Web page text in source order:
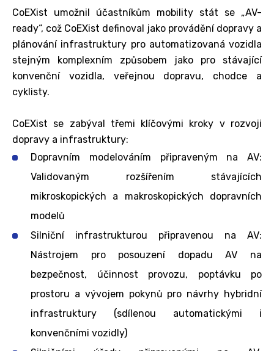
CoEXist umožnil účastníkům mobility stát se „AV-
ready“, což CoEXist definoval jako provádění dopravy a
plánování infrastruktury pro automatizovaná vozidla
stejným komplexním způsobem jako pro stávající
konvenční vozidla, veřejnou dopravu, chodce a
cyklisty.
CoEXist se zabýval třemi klíčovými kroky v rozvoji
dopravy a infrastruktury:
Dopravním modelováním připraveným na AV:
Validovaným rozšířením stávajících
mikroskopických a makroskopických dopravních
modelů
Silniční infrastrukturou připravenou na AV:
Nástrojem pro posouzení dopadu AV na
bezpečnost, účinnost provozu, poptávku po
prostoru a vývojem pokynů pro návrhy hybridní
infrastruktury (sdílenou automatickými i
konvenčními vozidly)